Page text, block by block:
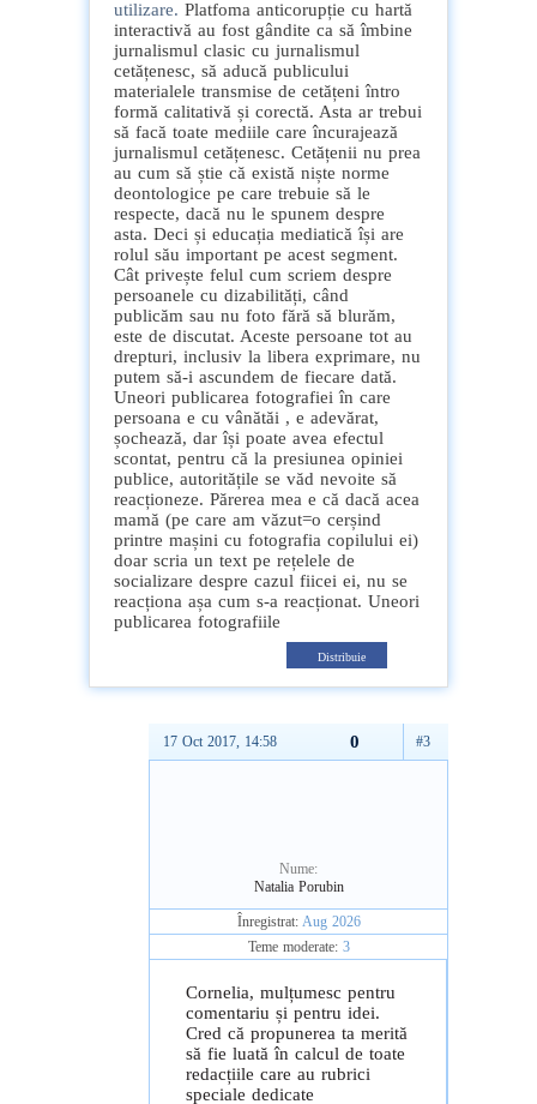
utilizare. Platfoma anticorupție cu hartă
interactivă au fost gândite ca să îmbine
jurnalismul clasic cu jurnalismul
cetățenesc, să aducă publicului
materialele transmise de cetățeni întro
formă calitativă și corectă. Asta ar trebui
să facă toate mediile care încurajează
jurnalismul cetățenesc. Cetățenii nu prea
au cum să știe că există niște norme
deontologice pe care trebuie să le
respecte, dacă nu le spunem despre
asta. Deci și educația mediatică își are
rolul său important pe acest segment.
Cât privește felul cum scriem despre
persoanele cu dizabilități, când
publicăm sau nu foto fără să blurăm,
este de discutat. Aceste persoane tot au
drepturi, inclusiv la libera exprimare, nu
putem să-i ascundem de fiecare dată.
Uneori publicarea fotografiei în care
persoana e cu vânătăi , e adevărat,
șochează, dar își poate avea efectul
scontat, pentru că la presiunea opiniei
publice, autoritățile se văd nevoite să
reacționeze. Părerea mea e că dacă acea
mamă (pe care am văzut=o cerșind
printre mașini cu fotografia copilului ei)
doar scria un text pe rețelele de
socializare despre cazul fiicei ei, nu se
reacționa așa cum s-a reacționat. Uneori
publicarea fotografiile
Distribuie
17 Oct 2017, 14:58 #3
0
Cornelia, mulțumesc pentru
comentariu și pentru idei.
Cred că propunerea ta merită
să fie luată în calcul de toate
redacțiile care au rubrici
speciale dedicate
Nume:
Natalia Porubin
Înregistrat: Aug 2026
Teme moderate: 3